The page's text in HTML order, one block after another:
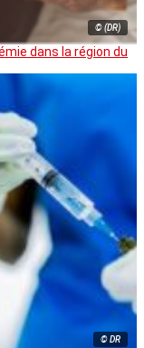
© (DR)
dans la région du
© DR